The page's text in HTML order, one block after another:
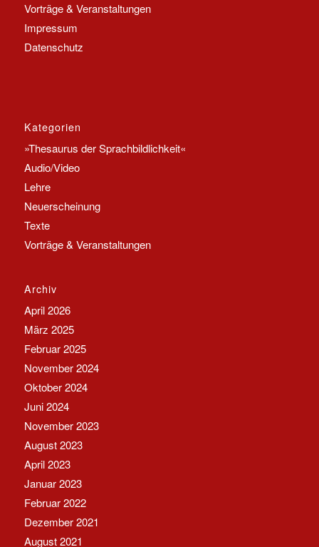
Vorträge & Veranstaltungen
Impressum
Datenschutz
Kategorien
»Thesaurus der Sprachbildlichkeit«
Audio/Video
Lehre
Neuerscheinung
Texte
Vorträge & Veranstaltungen
Archiv
April 2026
März 2025
Februar 2025
November 2024
Oktober 2024
Juni 2024
November 2023
August 2023
April 2023
Januar 2023
Februar 2022
Dezember 2021
August 2021